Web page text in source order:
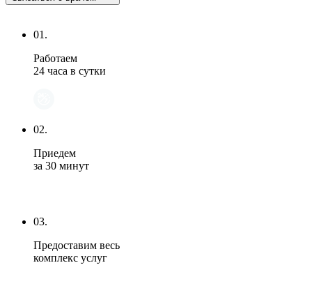
01.
Работаем
24 часа в сутки
02.
Приедем
за 30 минут
03.
Предоставим весь
комплекс услуг